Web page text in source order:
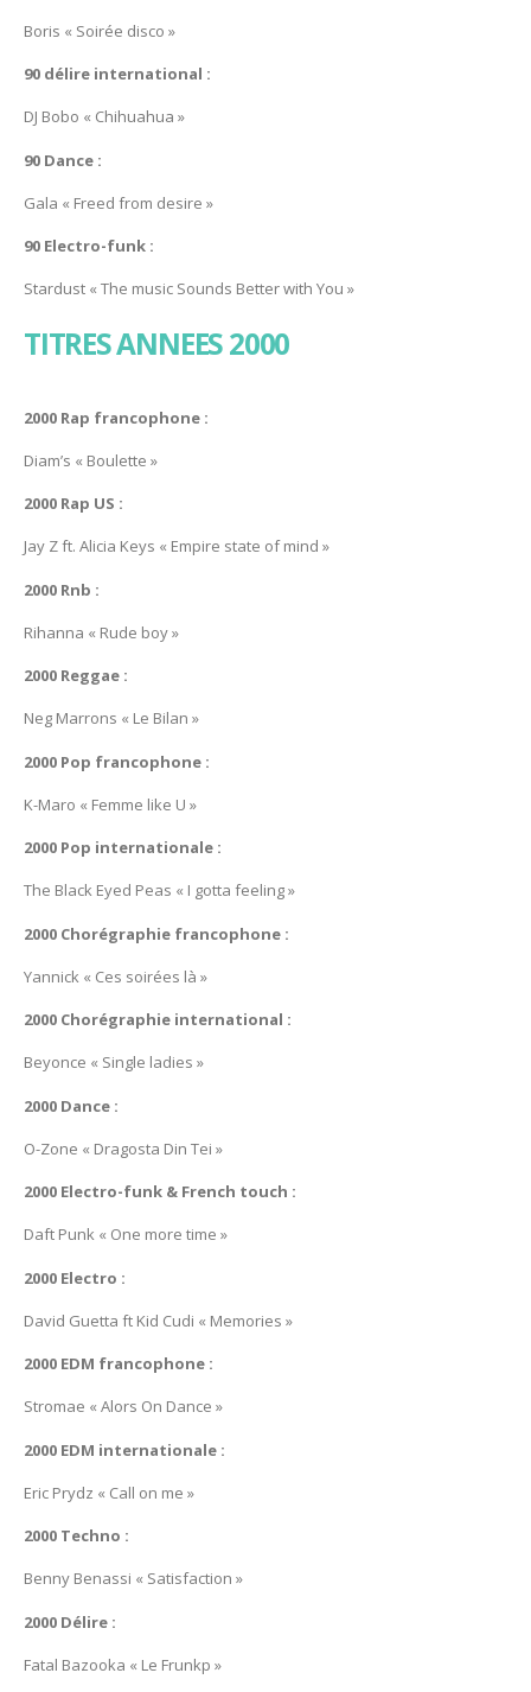
Boris « Soirée disco »
90 délire international :
DJ Bobo « Chihuahua »
90 Dance :
Gala « Freed from desire »
90 Electro-funk :
Stardust « The music Sounds Better with You »
TITRES ANNEES 2000
2000 Rap francophone :
Diam’s « Boulette »
2000 Rap US :
Jay Z ft. Alicia Keys « Empire state of mind »
2000 Rnb :
Rihanna « Rude boy »
2000 Reggae :
Neg Marrons « Le Bilan »
2000 Pop francophone :
K-Maro « Femme like U »
2000 Pop internationale :
The Black Eyed Peas « I gotta feeling »
2000 Chorégraphie francophone :
Yannick « Ces soirées là »
2000 Chorégraphie international :
Beyonce « Single ladies »
2000 Dance :
O-Zone « Dragosta Din Tei »
2000 Electro-funk & French touch :
Daft Punk « One more time »
2000 Electro :
David Guetta ft Kid Cudi « Memories »
2000 EDM francophone :
Stromae « Alors On Dance »
2000 EDM internationale :
Eric Prydz « Call on me »
2000 Techno :
Benny Benassi « Satisfaction »
2000 Délire :
Fatal Bazooka « Le Frunkp »